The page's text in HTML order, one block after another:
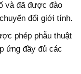
và đã được đào
đổi giới tính.
phép phẫu thuật
ứng đầy đủ các